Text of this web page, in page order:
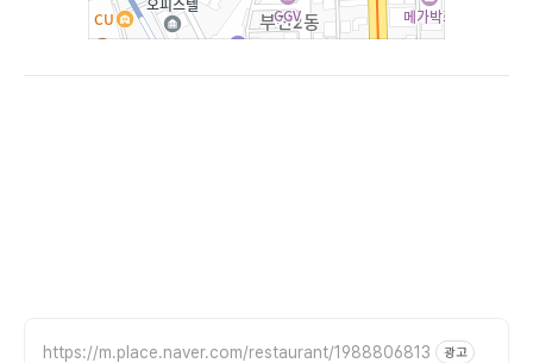
https://m.place.naver.com/restaurant/1988806813 광고